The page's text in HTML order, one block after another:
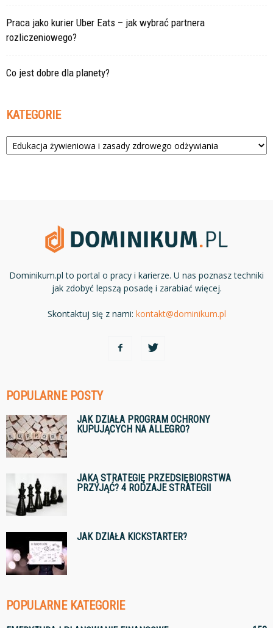
Praca jako kurier Uber Eats – jak wybrać partnera
rozliczeniowego?
Co jest dobre dla planety?
KATEGORIE
Kategorie
Dominikum.pl to portal o pracy i karierze. U nas poznasz techniki
jak zdobyć lepszą posadę i zarabiać więcej.
Skontaktuj się z nami: kontakt@dominikum.pl
POPULARNE POSTY
JAK DZIAŁA PROGRAM OCHRONY
KUPUJĄCYCH NA ALLEGRO?
JAKĄ STRATEGIĘ PRZEDSIĘBIORSTWA
PRZYJĄĆ? 4 RODZAJE STRATEGII
JAK DZIAŁA KICKSTARTER?
POPULARNE KATEGORIE